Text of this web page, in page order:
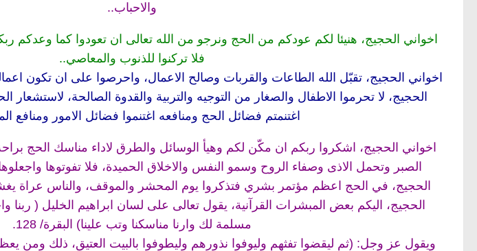
والاحباب..
اخواني الحجيج، هنيئا لكم عودكم من الحج ونرجو من الله تعالى ان تعودوا كما وعدكم
فلا تركنوا للذنوب والمعاصي..
اخواني الحجيج، تقبّل الله الطاعات والقربات وصالح الاعمال، واحرصوا على ان تكون
الحجيج، لا تحرموا الاطفال والصغار من التوجيه والتربية والقدوة الصالحة، لاستشعار
اغتنمتم فضائل الحج ومنافعه اغتنموا فضائل الامور ومنافع
اخواني الحجيج، اشكروا ربكم ان مكّن لكم وهيأ الوسائل والطرق لاداء مناسك الحج
الصبر وتحمل الاذى وصفاء الروح وسمو النفس والاخلاق الحميدة، فلا تفوتوها
الحجيج، في الحج اعظم مؤتمر بشري فتذكروا يوم المحشر والموقف، والناس عراة
الحجيج، اليكم بعض المبشرات القرآنية، يقول تعالى على لسان ابراهيم الخليل ( ربنا
مسلمة لك وارنا مناسكنا وتب علينا) البقرة/ 128.
ويقول عز وجل: (ثم ليقضوا تفثهم وليوفوا نذورهم وليطوفوا بالبيت العتيق، ذلك ومن